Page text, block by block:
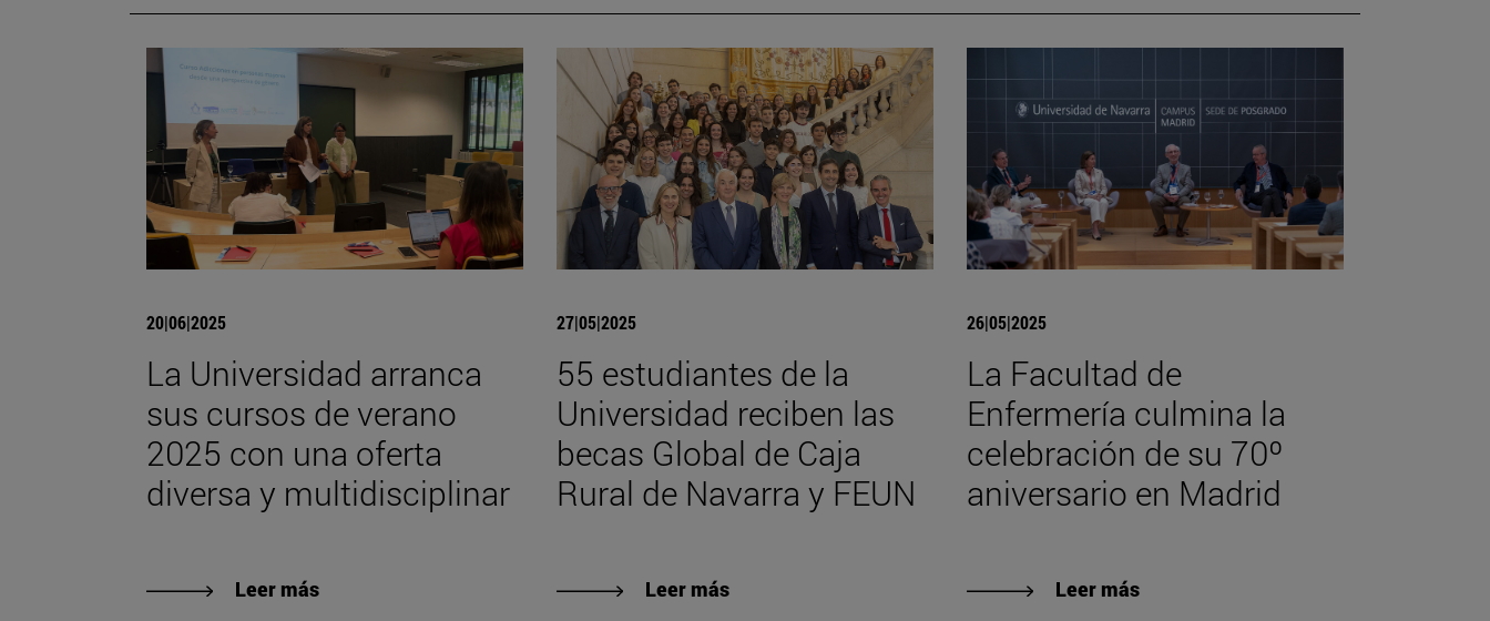
20|06|2025
La Universidad arranca
sus cursos de verano
2025 con una oferta
diversa y multidisciplinar
Leer más
27|05|2025
55 estudiantes de la
Universidad reciben las
becas Global de Caja
Rural de Navarra y FEUN
Leer más
26|05|2025
La Facultad de
Enfermería culmina la
celebración de su 70º
aniversario en Madrid
Leer más